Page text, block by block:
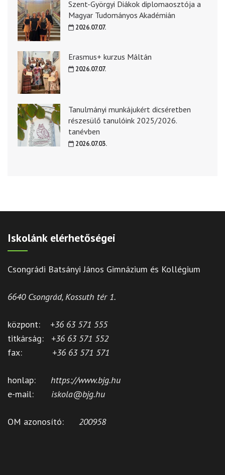
Szent-Györgyi Diákok diplomaosztója a
Magyar Tudományos Akadémián
2026.07.07.
Erasmus+ kurzus Máltán
2026.07.07.
Tanulmányi munkájukért dicséretben
részesülő tanulóink 2025/2026.
tanévben
2026.07.03.
Iskolánk elérhetőségei
Csongrádi Batsányi János Gimnázium és Kollégium
6640 Csongrád, Kossuth tér 1.
központ: +36 63 571 555
titkárság: +36 63 571 552
fax: +36 63 571 571
honlap: https://www.bjg.hu
e-mail: iskola@bjg.hu
OM azonosító: 200958